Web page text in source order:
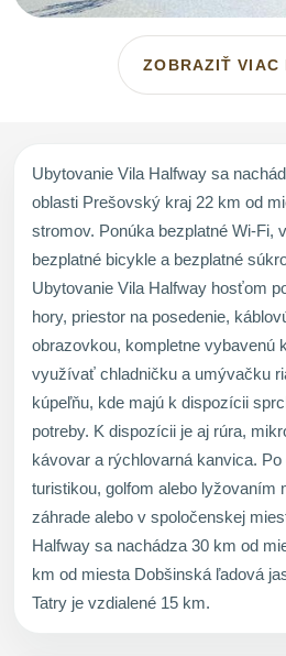
ZOBRAZIŤ VIAC
Ubytovanie Vila Halfway sa
oblasti Prešovský kraj 22 km od
stromov. Ponúka bezplatné Wi-Fi,
bezplatné bicykle a bezplatné
Ubytovanie Vila Halfway hosťom
hory, priestor na posedenie,
obrazovkou, kompletne vybavenú
využívať chladničku a umývačku
kúpeľňu, kde majú k dispozícii
potreby. K dispozícii je aj rúra,
kávovar a rýchlovarná kanvica. Po
turistikou, golfom alebo lyžovaním
záhrade alebo v spoločenskej
Halfway sa nachádza 30 km od
km od miesta Dobšinská ľadová
Tatry je vzdialené 15 km.